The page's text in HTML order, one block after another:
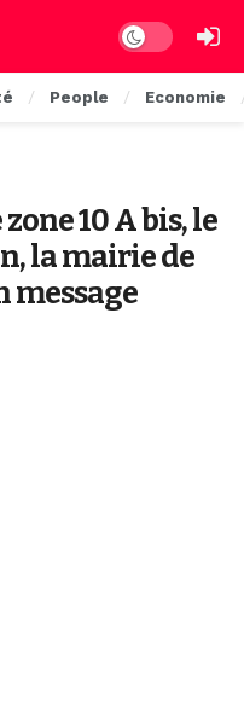
Dark mode
People Economie
10 A bis, le
la mairie de
message